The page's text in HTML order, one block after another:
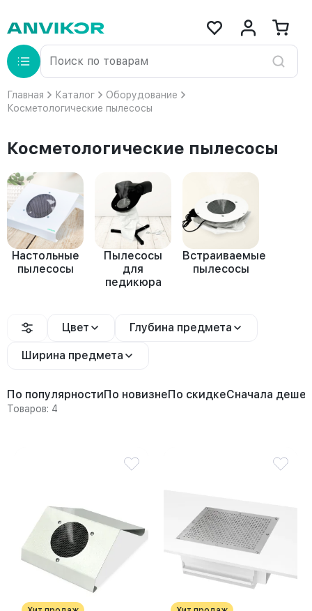
Главная Каталог
Оборудование
Косметологические пылесосы
Косметологические пылесосы
Настольные
пылесосы
Пылесосы
для
педикюра
Встраиваемые
пылесосы
Цвет Глубина предмета
Ширина предмета
По популярностиПо новизнеПо скидкеСначала
Товаров: 4